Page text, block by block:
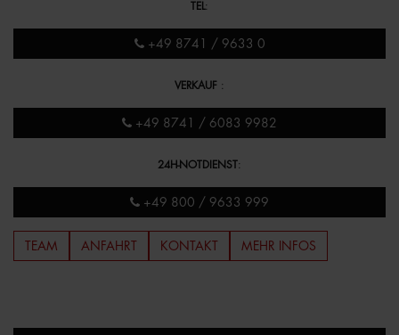
TEL:
+49 8741 / 9633 0
VERKAUF :
+49 8741 / 6083 9982
24H-NOTDIENST :
+49 800 / 9633 999
TEAM ANFAHRT KONTAKT MEHR INFOS